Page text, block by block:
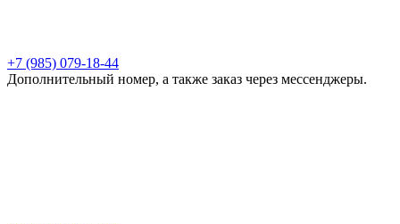
+7 (985) 079-18-44
Дополнительный номер, а также заказ через мессенджеры.